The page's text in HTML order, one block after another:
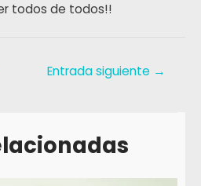
todos de todos!!
Entrada siguiente →